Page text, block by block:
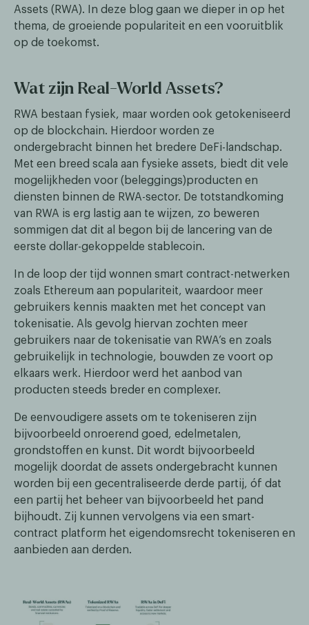
Assets (RWA). In deze blog gaan we dieper in op het
thema, de groeiende populariteit en een vooruitblik
op de toekomst.
Wat zijn Real-World Assets?
RWA bestaan fysiek, maar worden ook getokeniseerd
op de blockchain. Hierdoor worden ze
ondergebracht binnen het bredere DeFi-landschap.
Met een breed scala aan fysieke assets, biedt dit vele
mogelijkheden voor (beleggings)producten en
diensten binnen de RWA-sector. De totstandkoming
van RWA is erg lastig aan te wijzen, zo beweren
sommigen dat dit al begon bij de lancering van de
eerste dollar-gekoppelde stablecoin.
In de loop der tijd wonnen smart contract-netwerken
zoals Ethereum aan populariteit, waardoor meer
gebruikers kennis maakten met het concept van
tokenisatie. Als gevolg hiervan zochten meer
gebruikers naar de tokenisatie van RWA’s en zoals
gebruikelijk in technologie, bouwden ze voort op
elkaars werk. Hierdoor werd het aanbod van
producten steeds breder en complexer.
De eenvoudigere assets om te tokeniseren zijn
bijvoorbeeld onroerend goed, edelmetalen,
grondstoffen en kunst. Dit wordt bijvoorbeeld
mogelijk doordat de assets ondergebracht kunnen
worden bij een gecentraliseerde derde partij, óf dat
een partij het beheer van bijvoorbeeld het pand
bijhoudt. Zij kunnen vervolgens via een smart-
contract platform het eigendomsrecht tokeniseren en
aanbieden aan derden.